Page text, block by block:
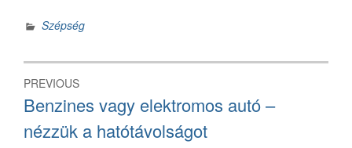
Szépség
Bejegyzés
navigáció
PREVIOUS
Previous
post:
Benzines vagy elektromos autó –
nézzük a hatótávolságot